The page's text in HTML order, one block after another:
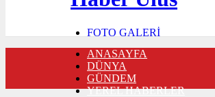
FOTO GALERİ
TRAFİK DURUMU
NÖBETÇİ ECZANELER
CANLI SONUÇLAR
ANASAYFA
DÜNYA
GÜNDEM
YEREL HABERLER